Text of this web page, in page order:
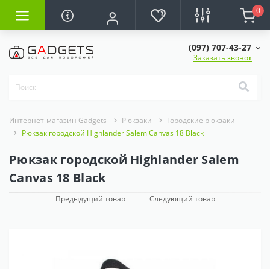
0
(097) 707-43-27
Заказать звонок
Интернет-магазин Gadgets Рюкзаки
Городские рюкзаки
Рюкзак городской Highlander Salem Canvas 18 Black
Рюкзак городской Highlander Salem
Canvas 18 Black
Предыдущий товар Следующий товар